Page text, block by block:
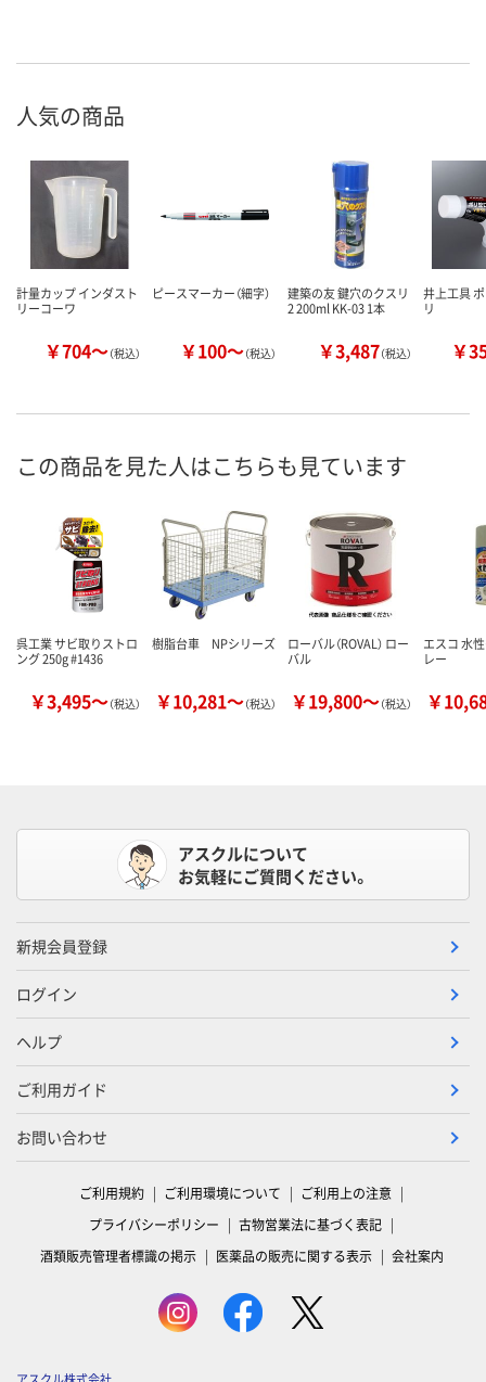
人気の商品
計量カップ インダスト
リーコーワ
￥704～（税込）
ピースマーカー（細字）
￥100～（税込）
建築の友 鍵穴のクスリ
2 200ml KK-03 1本
￥3,487（税込）
井上工具
リ
￥
この商品を見た人はこちらも見ています
呉工業 サビ取りストロ
ング 250g #1436
￥3,495～（税込）
樹脂台車 NPシリーズ
￥10,281～（税込）
ローバル（ROVAL） ロー
バル
￥19,800～（税込）
エスコ 水
レー
￥
アスクルについて
お気軽にご質問ください。
新規会員登録
ログイン
ヘルプ
ご利用ガイド
お問い合わせ
ご利用規約 ご利用環境について
ご利用上の注意
プライバシーポリシー
古物営業法に基づく表記
酒類販売管理者標識の掲示
医薬品の販売に関する表示 会社案内